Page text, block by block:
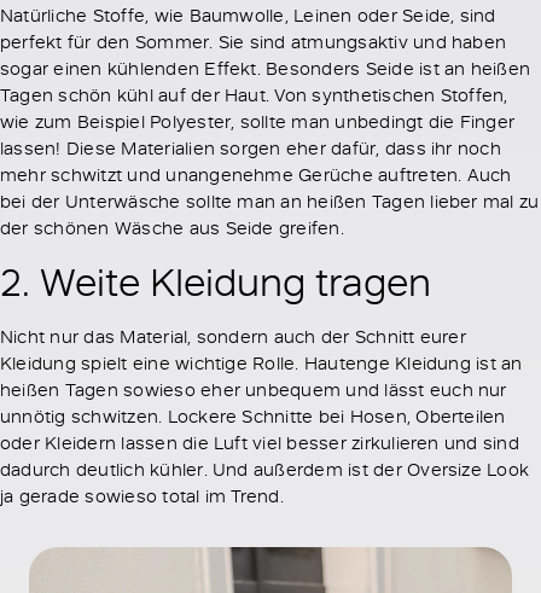
Natürliche Stoffe, wie Baumwolle, Leinen oder Seide, sind
perfekt für den Sommer. Sie sind atmungsaktiv und haben
sogar einen kühlenden Effekt. Besonders Seide ist an heißen
Tagen schön kühl auf der Haut. Von synthetischen Stoffen,
wie zum Beispiel Polyester, sollte man unbedingt die Finger
lassen! Diese Materialien sorgen eher dafür, dass ihr noch
mehr schwitzt und unangenehme Gerüche auftreten. Auch
bei der Unterwäsche sollte man an heißen Tagen lieber mal zu
der schönen Wäsche aus Seide greifen.
2. Weite Kleidung tragen
Nicht nur das Material, sondern auch der Schnitt eurer
Kleidung spielt eine wichtige Rolle. Hautenge Kleidung ist an
heißen Tagen sowieso eher unbequem und lässt euch nur
unnötig schwitzen. Lockere Schnitte bei Hosen, Oberteilen
oder Kleidern lassen die Luft viel besser zirkulieren und sind
dadurch deutlich kühler. Und außerdem ist der Oversize Look
ja gerade sowieso total im Trend.